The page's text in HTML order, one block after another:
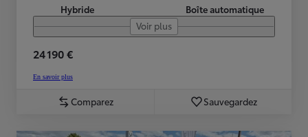
Hybride
Boîte automatique
Voir plus
24 190 €
En savoir plus
Comparez Sauvegardez